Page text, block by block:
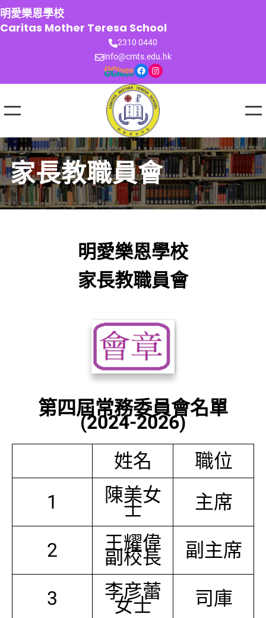
跳
至
主
明愛樂恩學校
Caritas Mother Teresa School
2310 0440
info@cmts.edu.hk
Facebook Instagram
家長教職員會
明愛樂恩學校
家長教職員會
第四屆常務委員會名單
(2024-2026)
姓名
職位
1
陳美女
士 主席
2 王耀偉
副校長 副主席
3 李彦蕾
女士 司庫